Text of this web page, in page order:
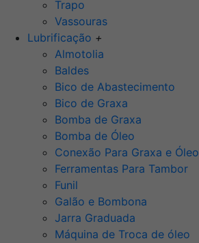
Trapo
Vassouras
Lubrificação +
Almotolia
Baldes
Bico de Abastecimento
Bico de Graxa
Bomba de Graxa
Bomba de Óleo
Conexão Para Graxa e Óleo
Ferramentas Para Tambor
Funil
Galão e Bombona
Jarra Graduada
Máquina de Troca de óleo